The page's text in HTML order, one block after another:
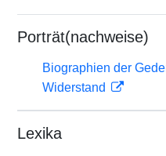
Porträt(nachweise)
Biographien der
Widerstand
Lexika